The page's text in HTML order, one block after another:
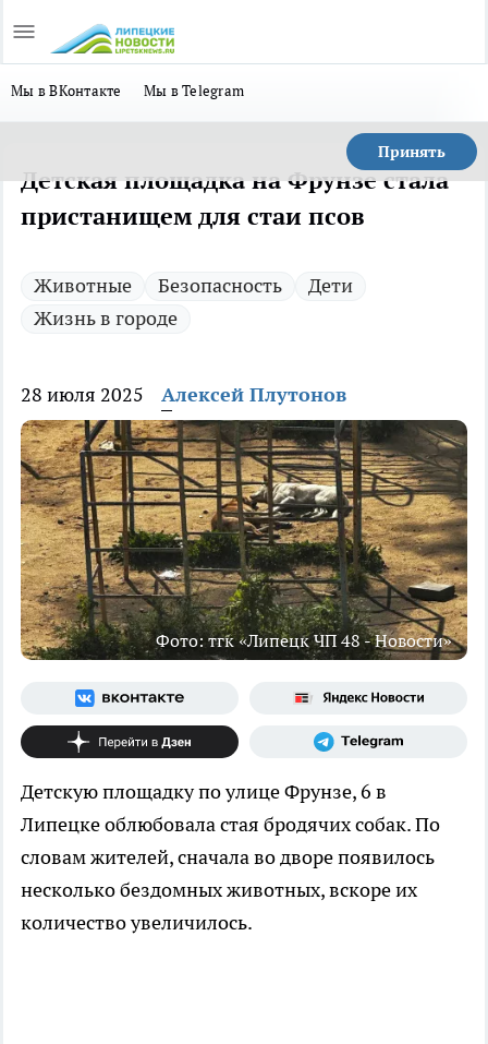
Мы в ВКонтакте Мы в Telegram
Принять
Детская площадка на Фрунзе стала
пристанищем для стаи псов
Животные Безопасность
Дети
Жизнь в городе
28 июля 2025 Алексей Плутонов
Фото: тгк «Липецк ЧП 48 - Новости»
Детскую площадку по улице Фрунзе, 6 в
Липецке облюбовала стая бродячих собак. По
словам жителей, сначала во дворе появилось
несколько бездомных животных, вскоре их
количество увеличилось.